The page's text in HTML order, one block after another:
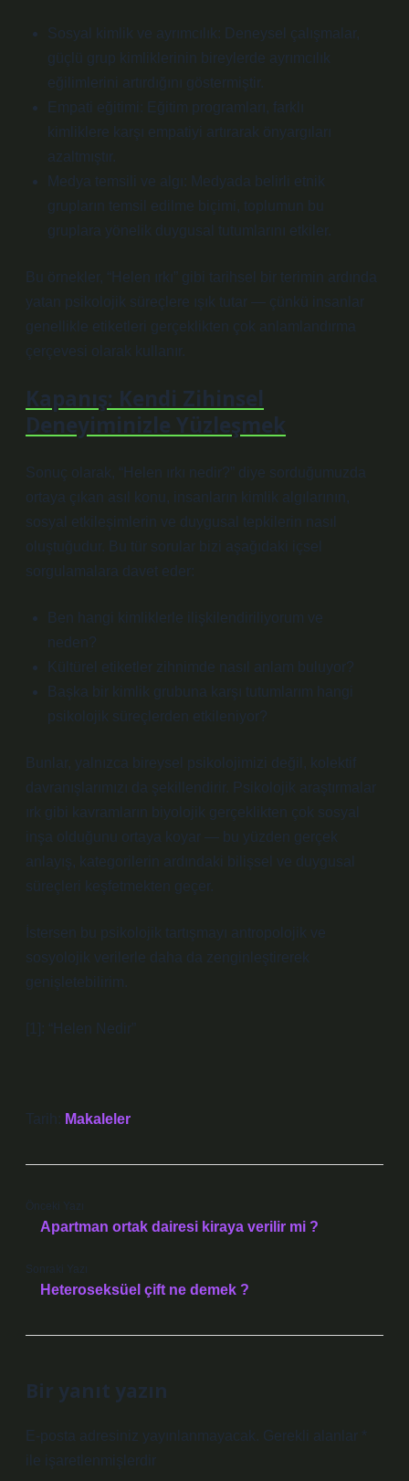
Sosyal kimlik ve ayrımcılık: Deneysel çalışmalar,
güçlü grup kimliklerinin bireylerde ayrımcılık
eğilimlerini artırdığını göstermiştir.
Empati eğitimi: Eğitim programları, farklı
kimliklere karşı empatiyi artırarak önyargıları
azaltmıştır.
Medya temsili ve algı: Medyada belirli etnik
grupların temsil edilme biçimi, toplumun bu
gruplara yönelik duygusal tutumlarını etkiler.
Bu örnekler, “Helen ırkı” gibi tarihsel bir terimin ardında
yatan psikolojik süreçlere ışık tutar — çünkü insanlar
genellikle etiketleri gerçeklikten çok anlamlandırma
çerçevesi olarak kullanır.
Kapanış: Kendi Zihinsel
Deneyiminizle Yüzleşmek
Sonuç olarak, “Helen ırkı nedir?” diye sorduğumuzda
ortaya çıkan asıl konu, insanların kimlik algılarının,
sosyal etkileşimlerin ve duygusal tepkilerin nasıl
oluştuğudur. Bu tür sorular bizi aşağıdaki içsel
sorgulamalara davet eder:
Ben hangi kimliklerle ilişkilendiriliyorum ve
neden?
Kültürel etiketler zihnimde nasıl anlam buluyor?
Başka bir kimlik grubuna karşı tutumlarım hangi
psikolojik süreçlerden etkileniyor?
Bunlar, yalnızca bireysel psikolojimizi değil, kolektif
davranışlarımızı da şekillendirir. Psikolojik araştırmalar
ırk gibi kavramların biyolojik gerçeklikten çok sosyal
inşa olduğunu ortaya koyar — bu yüzden gerçek
anlayış, kategorilerin ardındaki bilişsel ve duygusal
süreçleri keşfetmekten geçer.
İstersen bu psikolojik tartışmayı antropolojik ve
sosyolojik verilerle daha da zenginleştirerek
genişletebilirim.
[1]: “Helen Nedir”
Tarih: Makaleler
Önceki Yazı
Apartman ortak dairesi kiraya verilir mi ?
Sonraki Yazı
Heteroseksüel çift ne demek ?
Bir yanıt yazın
E-posta adresiniz yayınlanmayacak. Gerekli alanlar *
ile işaretlenmişlerdir